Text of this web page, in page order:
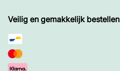
Veilig en gemakkelijk bestellen